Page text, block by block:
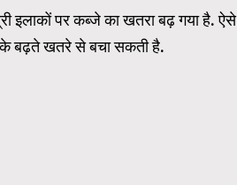
इलाकों पर कब्जे का खतरा बढ़ गया है. ऐसे
के बढ़ते खतरे से बचा सकती है.